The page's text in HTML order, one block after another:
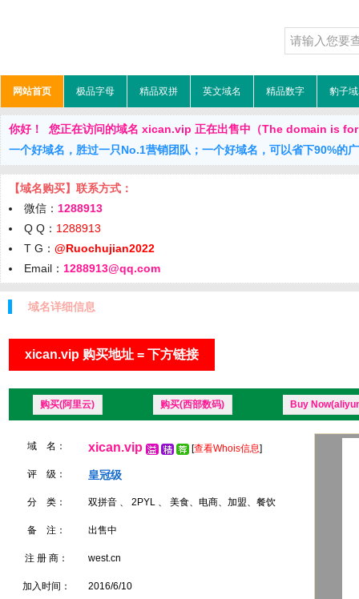
网站首页 极品字母 精品双拼 英文域名 精品数字 豹子
你好！ 您正在访问的域名 xican.vip 正在出售中（The domain is
一个好域名，胜过一只No.1营销团队；一个好域名，可以省下90%的
【域名购买】联系方式：
微信： 1288913
Q Q： 1288913
T G： @Ruochujian2022
Email： 1288913@qq.com
域名详细信息
xican.vip 购买地址 = 下方链接
购买(阿里云) 购买(西部数码) Buy
域 名： xican.vip [查看Whois信息]
评 级： 皇冠级
分 类： 双拼音 、 2PYL 、 美食、电商、加盟、餐饮
备 注： 出售中
注 册 商： west.cn
加入时间： 2016/6/10